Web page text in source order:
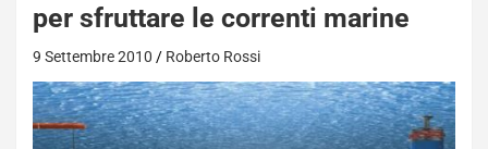
per sfruttare le correnti marine
9 Settembre 2010 Roberto Rossi